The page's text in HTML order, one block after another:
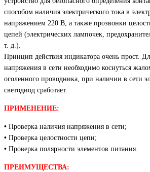
способом наличия электрического тока в
напряжением 220 В, а также прозвонки
цепей (электрических лампочек,
т. д.).
Принцип действия индикатора очень прост.
напряжения в сети необходимо коснуться
оголенного проводника, при наличии в сети
светодиод сработает.
ПРИМЕНЕНИЕ:
• Проверка наличия напряжения в сети;
• Проверка целостности цепи;
• Проверка полярности элементов питания.
ПРЕИМУЩЕСТВА: